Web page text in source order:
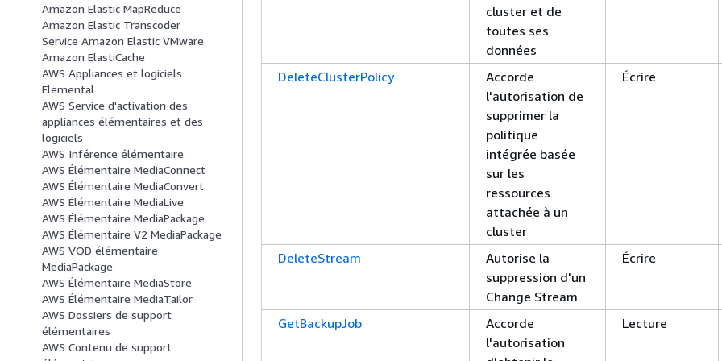
Amazon Elastic MapReduce
Amazon Elastic Transcoder
Service Amazon Elastic VMware
Amazon ElastiCache
AWS Appliances et logiciels
Elemental
AWS Service d'activation des
appliances élémentaires et des
logiciels
AWS Inférence élémentaire
AWS Élémentaire MediaConnect
AWS Élémentaire MediaConvert
AWS Élémentaire MediaLive
AWS Élémentaire MediaPackage
AWS Élémentaire V2 MediaPackage
AWS VOD élémentaire
MediaPackage
AWS Élémentaire MediaStore
AWS Élémentaire MediaTailor
AWS Dossiers de support
élémentaires
AWS Contenu de support
cluster et de
toutes ses
données
DeleteClusterPolicy
Accorde
l'autorisation de
supprimer la
politique
intégrée basée
sur les
ressources
attachée à un
cluster
Écrire
DeleteStream
Autorise la
suppression d'un
Change Stream
Écrire
GetBackupJob
Accorde
l'autorisation
Lecture